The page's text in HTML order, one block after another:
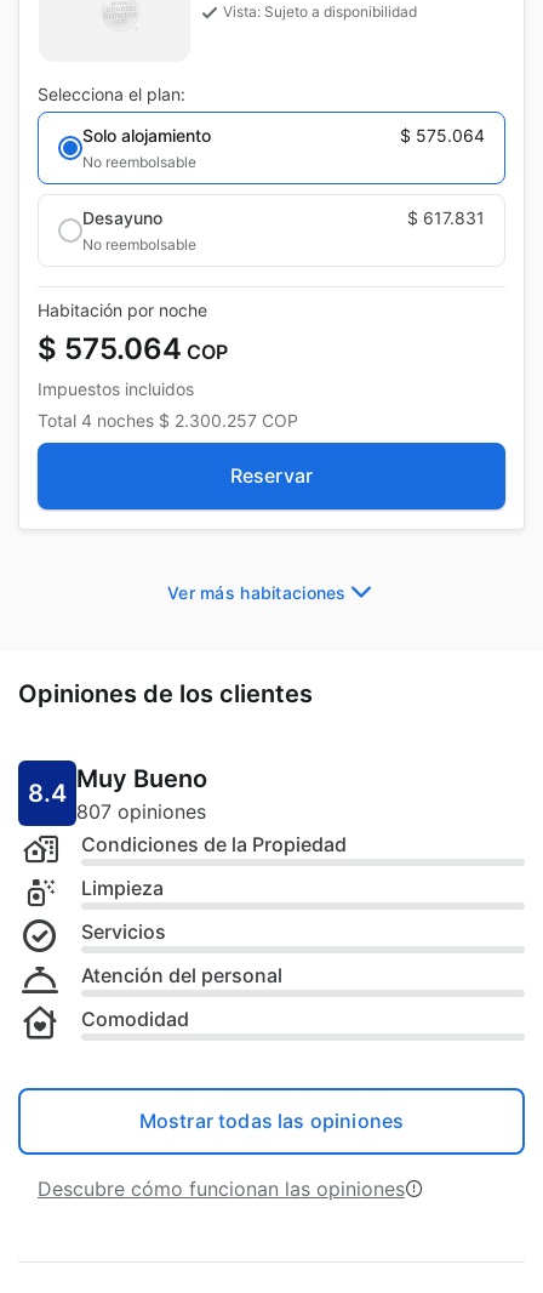
Vista: Sujeto a disponibilidad
Selecciona el plan:
Solo alojamiento
$ 575.064
No reembolsable
Desayuno $ 617.831
No reembolsable
Habitación por noche
$ 575.064 COP
Impuestos incluidos
Total 4 noches $ 2.300.257 COP
Reservar
Ver más habitaciones
Opiniones de los clientes
8.4 Muy Bueno
807 opiniones
Condiciones de la Propiedad
Limpieza
Servicios
Atención del personal
Comodidad
Mostrar todas las opiniones
Descubre cómo funcionan las opiniones